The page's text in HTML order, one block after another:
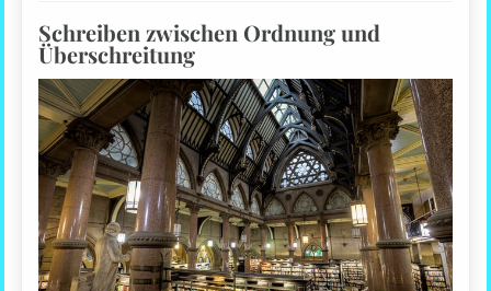
Schreiben zwischen Ordnung und
Überschreitung